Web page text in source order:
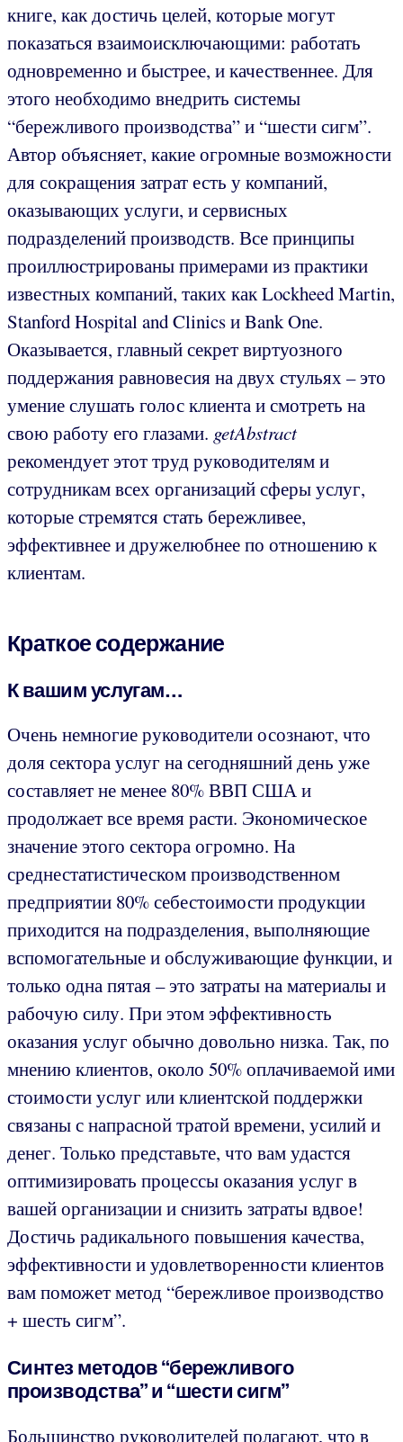
книге, как достичь целей, которые могут
показаться взаимоисключающими: работать
одновременно и быстрее, и качественнее. Для
этого необходимо внедрить системы
“бережливого производства” и “шести сигм”.
Автор объясняет, какие огромные возможности
для сокращения затрат есть у компаний,
оказывающих услуги, и сервисных
подразделений производств. Все принципы
проиллюстрированы примерами из практики
известных компаний, таких как Lockheed Martin,
Stanford Hospital and Clinics и Bank One.
Оказывается, главный секрет виртуозного
поддержания равновесия на двух стульях – это
умение слушать голос клиента и смотреть на
свою работу его глазами. getAbstract
рекомендует этот труд руководителям и
сотрудникам всех организаций сферы услуг,
которые стремятся стать бережливее,
эффективнее и дружелюбнее по отношению к
клиентам.
Краткое содержание
К вашим услугам…
Очень немногие руководители осознают, что
доля сектора услуг на сегодняшний день уже
составляет не менее 80% ВВП США и
продолжает все время расти. Экономическое
значение этого сектора огромно. На
среднестатистическом производственном
предприятии 80% себестоимости продукции
приходится на подразделения, выполняющие
вспомогательные и обслуживающие функции, и
только одна пятая – это затраты на материалы и
рабочую силу. При этом эффективность
оказания услуг обычно довольно низка. Так, по
мнению клиентов, около 50% оплачиваемой ими
стоимости услуг или клиентской поддержки
связаны с напрасной тратой времени, усилий и
денег. Только представьте, что вам удастся
оптимизировать процессы оказания услуг в
вашей организации и снизить затраты вдвое!
Достичь радикального повышения качества,
эффективности и удовлетворенности клиентов
вам поможет метод “бережливое производство
+ шесть сигм”.
Синтез методов “бережливого
производства” и “шести сигм”
Большинство руководителей полагают, что в